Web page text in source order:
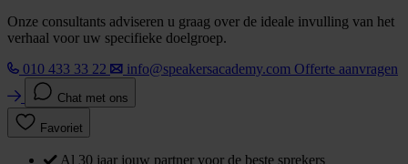
Onze consultants adviseren u graag over de ideale invulling van het
verhaal voor uw specifieke doelgroep.
010 433 33 22
info@speakersacademy.com Offerte aanvragen
Chat met ons
Favoriet
Al 30 jaar jouw partner voor de beste sprekers